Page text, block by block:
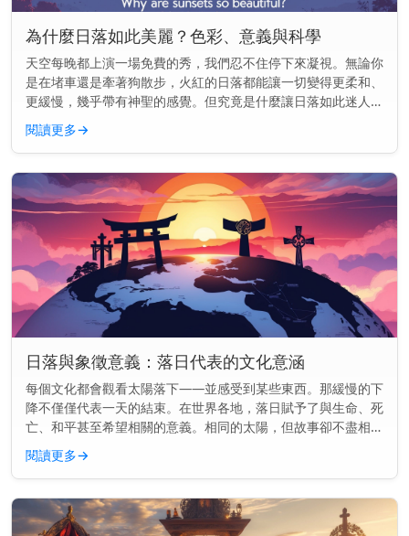
為什麼日落如此美麗？色彩、意義與科學
天空每晚都上演一場免費的秀，我們忍不住停下來凝視。無論你
是在堵車還是牽著狗散步，火紅的日落都能讓一切變得更柔和、
更緩慢，幾乎帶有神聖的感覺。但究竟是什麼讓日落如此迷人
——為什麼它們似乎能觸動我們內心深處的某些東西？ 主要見
解： 日落之所以美...
閱讀更多→
日落與象徵意義：落日代表的文化意涵
每個文化都會觀看太陽落下——並感受到某些東西。那緩慢的下
降不僅僅代表一天的結束。在世界各地，落日賦予了與生命、死
亡、和平甚至希望相關的意義。相同的太陽，但故事卻不盡相
同。 主要見解： 在各種文化中，落日常常象徵結束、反思與轉
變——但其意義會...
閱讀更多→